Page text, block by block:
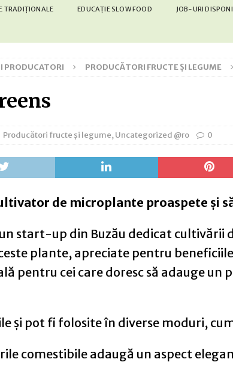
TRADIȚIONALE EDUCAȚIE SLOW FOOD JOB-URI
PRODUCATORI PRODUCĂTORI FRUCTE ȘI LEGUME
Producători fructe și legume,Uncategorized @ro 0
de microplante proaspete și
start-up din Buzău dedicat cultivării
plante, apreciate pentru
pentru cei care doresc să adauge
și pot fi folosite în diverse moduri,
comestibile adaugă un aspect